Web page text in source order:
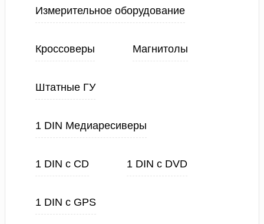
Измерительное оборудование
Кроссоверы Магнитолы
Штатные ГУ
1 DIN Медиаресиверы
1 DIN с CD 1 DIN с DVD
1 DIN с GPS